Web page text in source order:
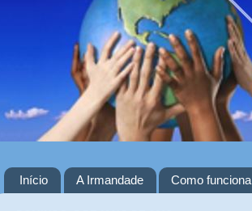
Início A Irmandade Como funciona